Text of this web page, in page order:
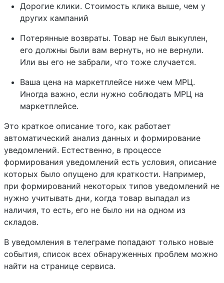
Дорогие клики. Стоимость клика выше, чем у
других кампаний
Потерянные возвраты. Товар не был выкуплен,
его должны были вам вернуть, но не вернули.
Или вы его не забрали, что тоже случается.
Ваша цена на маркетплейсе ниже чем МРЦ.
Иногда важно, если нужно соблюдать МРЦ на
маркетплейсе.
Это краткое описание того, как работает
автоматический анализ данных и формирование
уведомлений. Естественно, в процессе
формирования уведомлений есть условия, описание
которых было опущено для краткости. Например,
при формирований некоторых типов уведомлений не
нужно учитывать дни, когда товар выпадал из
наличия, то есть, его не было ни на одном из
складов.
В уведомления в телеграме попадают только новые
события, список всех обнаруженных проблем можно
найти на странице сервиса.